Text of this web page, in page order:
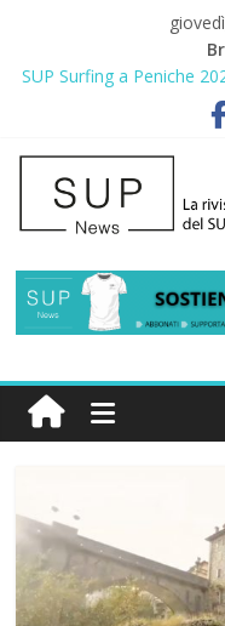
SUP Surfing a Peniche
AirSUP a Gallico: prima
Gallico Paddle Fest
del SUP
Porto Selvaggio, a
prevenzione
2° Urban Sup Trophy: la